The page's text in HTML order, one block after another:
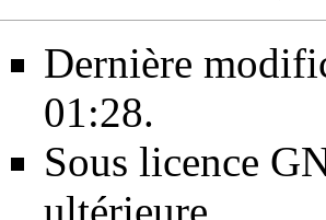
Dernière
01:28.
Sous licence
ultérieure